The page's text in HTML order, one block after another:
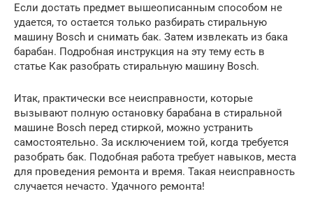
Если достать предмет вышеописанным способом не
удается, то остается только разбирать стиральную
машину Bosch и снимать бак. Затем извлекать из бака
барабан. Подробная инструкция на эту тему есть в
статье Как разобрать стиральную машину Bosch.
Итак, практически все неисправности, которые
вызывают полную остановку барабана в стиральной
машине Bosch перед стиркой, можно устранить
самостоятельно. За исключением той, когда требуется
разобрать бак. Подобная работа требует навыков, места
для проведения ремонта и время. Такая неисправность
случается нечасто. Удачного ремонта!